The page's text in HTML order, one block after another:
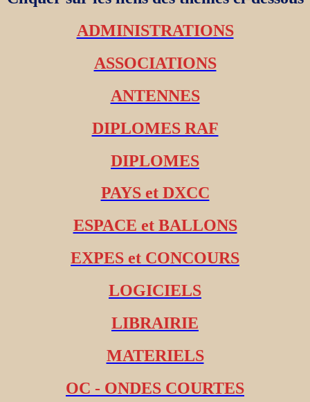
ADMINISTRATIONS
ASSOCIATIONS
ANTENNES
DIPLOMES RAF
DIPLOMES
PAYS et DXCC
ESPACE et BALLONS
EXPES et CONCOURS
LOGICIELS
LIBRAIRIE
MATERIELS
OC - ONDES COURTES